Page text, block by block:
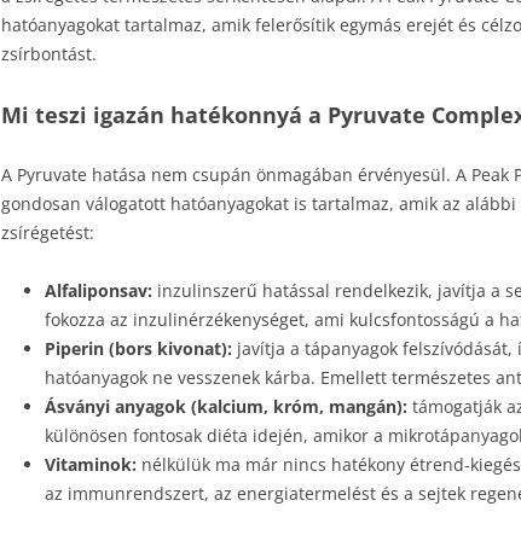
hatóanyagokat tartalmaz, amik felerősítik egymás erejét és
zsírbontást.
Mi teszi igazán hatékonnyá a Pyruvate
A Pyruvate hatása nem csupán önmagában érvényesül. A Peak
gondosan válogatott hatóanyagokat is tartalmaz, amik az
zsírégetést:
Alfaliponsav: inzulinszerű hatással rendelkezik, javítja a
fokozza az inzulinérzékenységet, ami kulcsfontosságú a
Piperin (bors kivonat): javítja a tápanyagok felszívódását,
hatóanyagok ne vesszenek kárba. Emellett természetes
Ásványi anyagok (kalcium, króm, mangán): támogatják
különösen fontosak diéta idején, amikor a
Vitaminok: nélkülük ma már nincs hatékony étrend-
az immunrendszert, az energiatermelést és a sejtek